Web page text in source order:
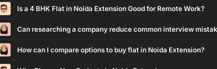
Is a 4 BHK Flat in Noida Extension Good for Remote Work?
Can researching a company reduce common interview
How can I compare options to buy flat in Noida Extension?